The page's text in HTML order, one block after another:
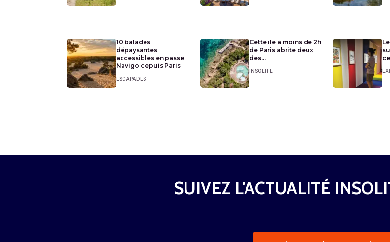
10 balades
dépaysantes
accessibles en passe
Navigo depuis Paris
ESCAPADES
Cette île à moins de 2h
de Paris abrite deux
des...
INSOLITE
SUIVEZ L'ACTUALITÉ